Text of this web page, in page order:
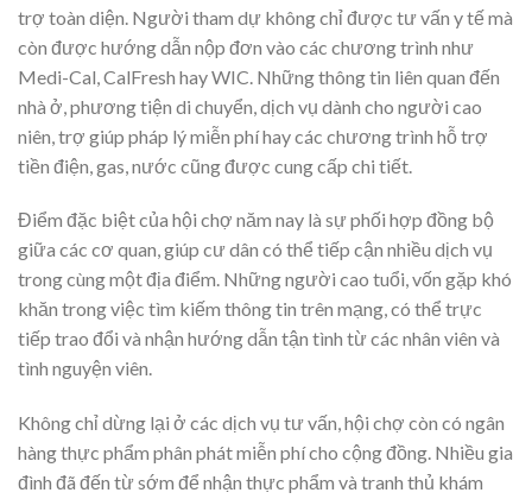
trợ toàn diện. Người tham dự không chỉ được tư vấn y tế mà
còn được hướng dẫn nộp đơn vào các chương trình như
Medi-Cal, CalFresh hay WIC. Những thông tin liên quan đến
nhà ở, phương tiện di chuyển, dịch vụ dành cho người cao
niên, trợ giúp pháp lý miễn phí hay các chương trình hỗ trợ
tiền điện, gas, nước cũng được cung cấp chi tiết.
Điểm đặc biệt của hội chợ năm nay là sự phối hợp đồng bộ
giữa các cơ quan, giúp cư dân có thể tiếp cận nhiều dịch vụ
trong cùng một địa điểm. Những người cao tuổi, vốn gặp khó
khăn trong việc tìm kiếm thông tin trên mạng, có thể trực
tiếp trao đổi và nhận hướng dẫn tận tình từ các nhân viên và
tình nguyện viên.
Không chỉ dừng lại ở các dịch vụ tư vấn, hội chợ còn có ngân
hàng thực phẩm phân phát miễn phí cho cộng đồng. Nhiều gia
đình đã đến từ sớm để nhận thực phẩm và tranh thủ khám